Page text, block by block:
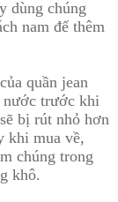
dùng chúng
nam để thêm
quần jean
nước trước khi
bị rút nhỏ hơn
khi mua về,
chúng trong
khô.